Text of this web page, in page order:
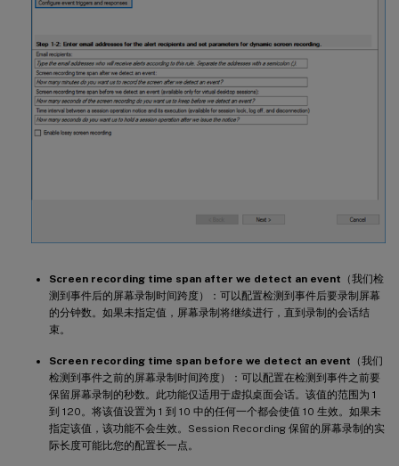
Screen recording time span after we detect an event （我们检
测到事件后的屏幕录制时间跨度）：可以配置检测到事件后要录制屏幕
的分钟数。如果未指定值，屏幕录制将继续进行，直到录制的会话结
束。
Screen recording time span before we detect an event （我们
检测到事件之前的屏幕录制时间跨度）：可以配置在检测到事件之前要
保留屏幕录制的秒数。此功能仅适用于虚拟桌面会话。该值的范围为 1
到 120。将该值设置为 1 到 10 中的任何一个都会使值 10 生效。如果未
指定该值，该功能不会生效。Session Recording 保留的屏幕录制的实
际长度可能比您的配置长一点。